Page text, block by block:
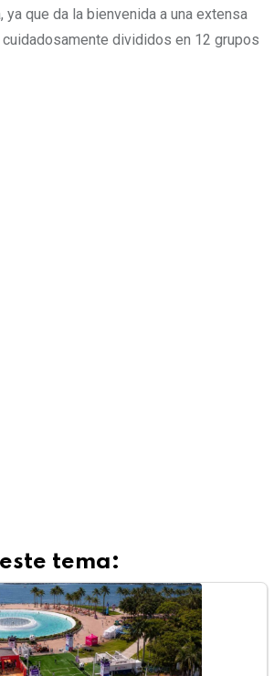
ya que da la bienvenida a una extensa
divididos en 12 grupos
tema: